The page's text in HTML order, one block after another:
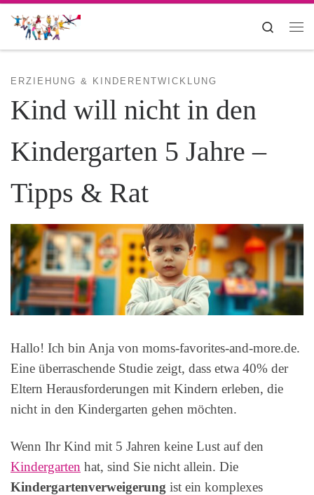
Zum Inhalt springen
Search
ERZIEHUNG & KINDERENTWICKLUNG
Kind will nicht in den
Kindergarten 5 Jahre –
Tipps & Rat
Hallo! Ich bin Anja von moms-favorites-and-more.de.
Eine überraschende Studie zeigt, dass etwa 40% der
Eltern Herausforderungen mit Kindern erleben, die
nicht in den Kindergarten gehen möchten.
Wenn Ihr Kind mit 5 Jahren keine Lust auf den
Kindergarten hat, sind Sie nicht allein. Die
Kindergartenverweigerung ist ein komplexes